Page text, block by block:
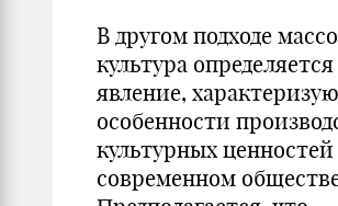
В другом подходе
культура
явление,
особенности
культурных ценностей
современном